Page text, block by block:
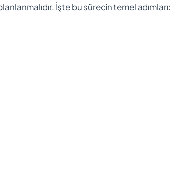
İşte bu sürecin temel adımları: